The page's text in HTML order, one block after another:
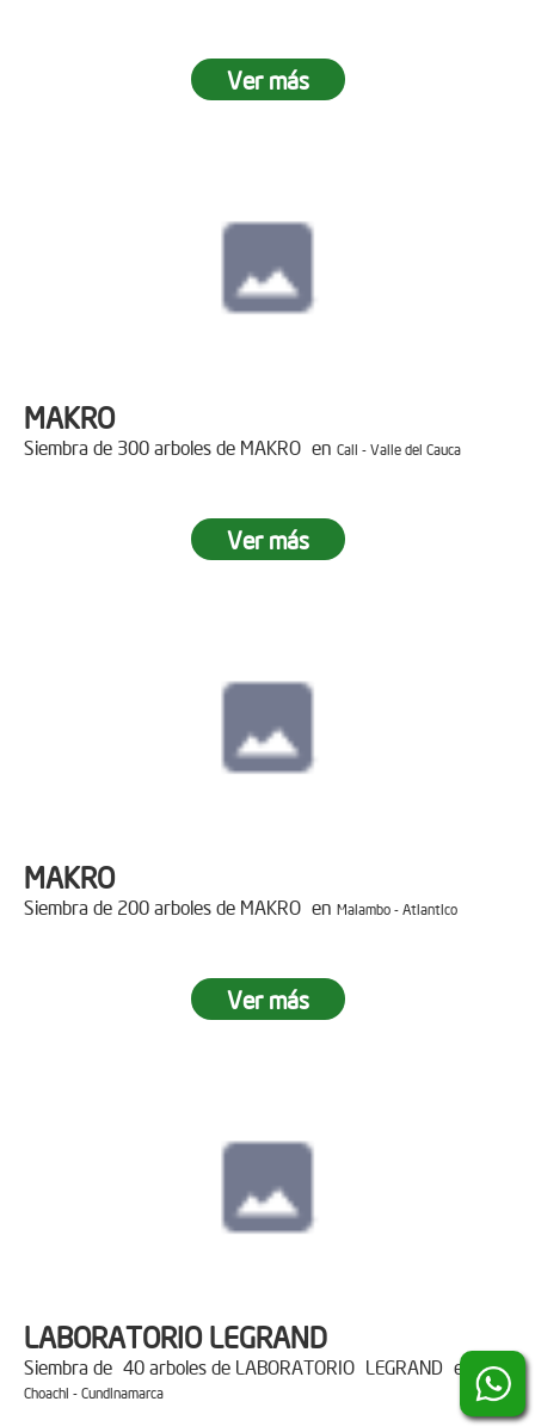
Ver más
MAKRO
Siembra de 300 arboles de MAKRO en Cali - Valle del Cauca
Ver más
MAKRO
Siembra de 200 arboles de MAKRO en Malambo - Atlantico
Ver más
LABORATORIO LEGRAND
Siembra de 40 arboles de LABORATORIO LEGRAND en
Choachi - Cundinamarca